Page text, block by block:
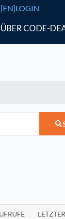
[EN]LOGIN
ÜBER CODE-DE